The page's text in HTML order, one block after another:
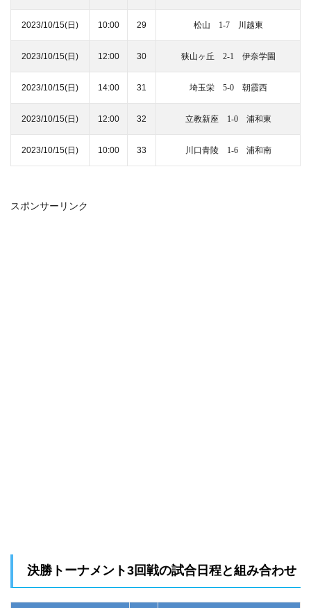
2023/10/15(日) 10:00 29 松山 1-7 川越東
2023/10/15(日) 12:00 30 狭山ヶ丘 2-1 伊奈学園
2023/10/15(日) 14:00 31 埼玉栄 5-0 朝霞西
2023/10/15(日) 12:00 32 立教新座 1-0 浦和東
2023/10/15(日) 10:00 33 川口青陵 1-6 浦和南
スポンサーリンク
決勝トーナメント3回戦の試合日程と組み合わせ